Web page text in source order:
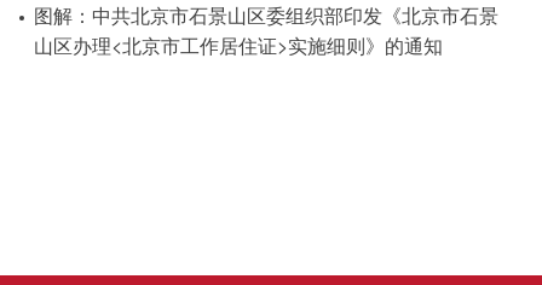
图解：中共北京市石景山区委组织部印发《北京市石景
山区办理<北京市工作居住证>实施细则》的通知